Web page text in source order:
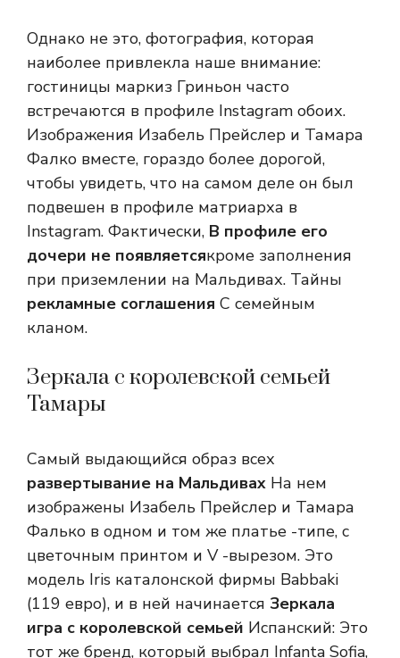
Однако не это, фотография, которая
наиболее привлекла наше внимание:
гостиницы маркиз Гриньон часто
встречаются в профиле Instagram обоих.
Изображения Изабель Прейслер и Тамара
Фалко вместе, гораздо более дорогой,
чтобы увидеть, что на самом деле он был
подвешен в профиле матриарха в
Instagram. Фактически, В профиле его
дочери не появляетсякроме заполнения
при приземлении на Мальдивах. Тайны
рекламные соглашения С семейным
кланом.
Зеркала с королевской семьей
Тамары
Самый выдающийся образ всех
развертывание на Мальдивах На нем
изображены Изабель Прейслер и Тамара
Фалько в одном и том же платье -типе, с
цветочным принтом и V -вырезом. Это
модель Iris каталонской фирмы Babbaki
(119 евро), и в ней начинается Зеркала
игра с королевской семьей Испанский: Это
тот же бренд, который выбрал Infanta Sofia,